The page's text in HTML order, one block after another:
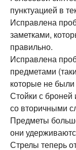
пунктуацией в
Исправлена
заметками,
правильно.
Исправлена
предметами
которые не
Стойки с броней
со вторичными
Предметы
они
Стрелы теперь